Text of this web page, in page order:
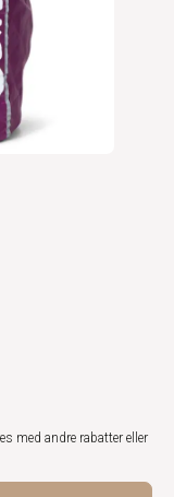
med andre rabatter eller